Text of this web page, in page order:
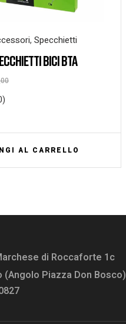
, Specchietti
BICI BTA
AL CARRELLO
di Roccaforte 1c
(Angolo Piazza Don Bosco)